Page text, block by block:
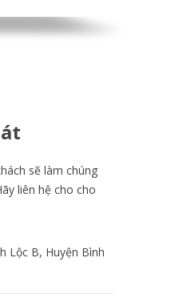
sẽ làm chúng
liên hệ cho cho
Lộc B, Huyện Bình